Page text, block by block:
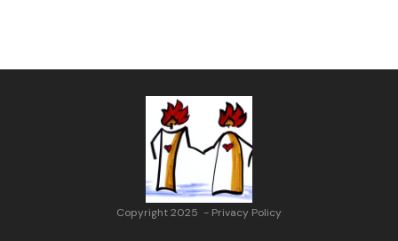
Copyright 2025 - Privacy Policy